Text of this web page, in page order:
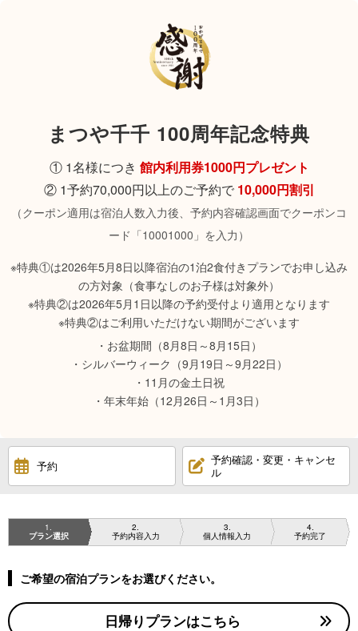
まつや千千 100周年記念特典
① 1名様につき 館内利用券1000円プレゼント
② 1予約70,000円以上のご予約で 10,000円割引
（クーポン適用は宿泊人数入力後、予約内容確認画面でクーポンコ
ード「10001000」を入力）
※特典①は2026年5月8日以降宿泊の1泊2食付きプランでお申し込み
の方対象（食事なしのお子様は対象外）
※特典②は2026年5月1日以降の予約受付より適用となります
※特典②はご利用いただけない期間がございます
・お盆期間（8月8日～8月15日）
・シルバーウィーク（9月19日～9月22日）
・11月の金土日祝
・年末年始（12月26日～1月3日）
予約
予約確認・変更・キャンセ
ル
1
プラン選択
2
予約内容入力
3
個人情報入力
4
予約完了
ご希望の宿泊プランをお選びください。
日帰りプランはこちら